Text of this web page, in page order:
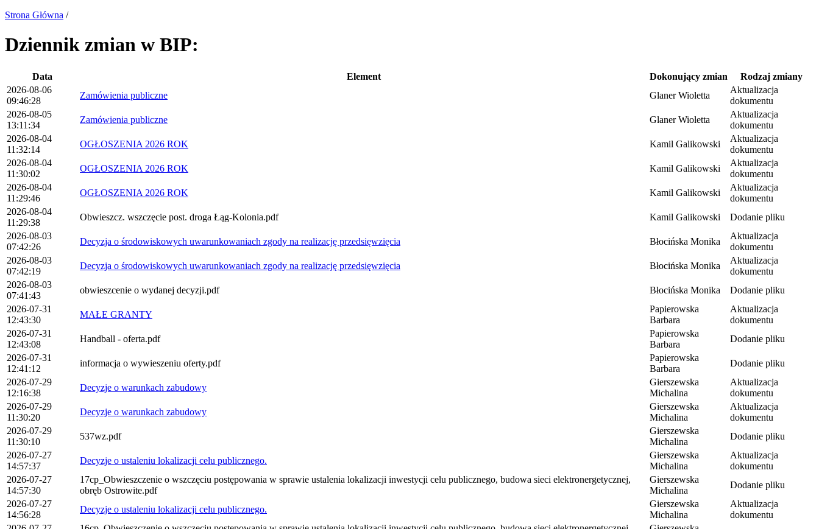
Strona Główna /
Dziennik zmian w BIP:
Data Element Dokonujący zmian
Rodzaj zmiany
2026-08-06
09:46:28
Zamówienia publiczne Glaner Wioletta
Aktualizacja
dokumentu
2026-08-05
13:11:34
Zamówienia publiczne Glaner Wioletta
Aktualizacja
dokumentu
2026-08-04
11:32:14
OGŁOSZENIA 2026 ROK Kamil Galikowski
Aktualizacja
dokumentu
2026-08-04
11:30:02
OGŁOSZENIA 2026 ROK Kamil Galikowski
Aktualizacja
dokumentu
2026-08-04
11:29:46
OGŁOSZENIA 2026 ROK Kamil Galikowski
Aktualizacja
dokumentu
2026-08-04
11:29:38
Obwieszcz. wszczęcie post. droga Łąg-Kolonia.pdf Kamil Galikowski
Dodanie pliku
2026-08-03
07:42:26
Decyzja o środowiskowych uwarunkowaniach zgody na realizację przedsięwzięcia Błocińska Monika
Aktualizacja
dokumentu
2026-08-03
07:42:19
Decyzja o środowiskowych uwarunkowaniach zgody na realizację przedsięwzięcia Błocińska Monika
Aktualizacja
dokumentu
2026-08-03
07:41:43
obwieszcenie o wydanej decyzji.pdf Błocińska Monika
Dodanie pliku
2026-07-31
12:43:30
MAŁE GRANTY
Papierowska
Barbara
Aktualizacja
dokumentu
2026-07-31
12:43:08
Handball - oferta.pdf
Papierowska
Barbara
Dodanie pliku
2026-07-31
12:41:12
informacja o wywieszeniu oferty.pdf
Papierowska
Barbara
Dodanie pliku
2026-07-29
12:16:38
Decyzje o warunkach zabudowy
Gierszewska
Michalina
Aktualizacja
dokumentu
2026-07-29
11:30:20
Decyzje o warunkach zabudowy
Gierszewska
Michalina
Aktualizacja
dokumentu
2026-07-29
11:30:10
537wz.pdf
Gierszewska
Michalina
Dodanie pliku
2026-07-27
14:57:37
Decyzje o ustaleniu lokalizacji celu publicznego.
Gierszewska
Michalina
Aktualizacja
dokumentu
2026-07-27
14:57:30
17cp_Obwieszczenie o wszczęciu postępowania w sprawie ustalenia lokalizacji inwestycji celu publicznego, budowa sieci elektronergetycznej,
obręb Ostrowite.pdf
Gierszewska
Michalina
Dodanie pliku
2026-07-27
14:56:28
Decyzje o ustaleniu lokalizacji celu publicznego.
Gierszewska
Michalina
Aktualizacja
dokumentu